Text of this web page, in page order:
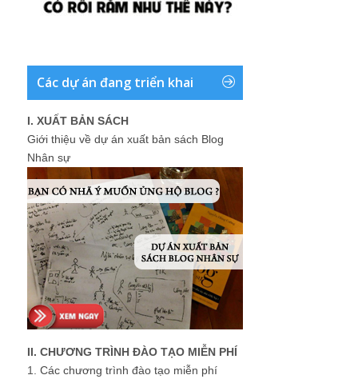
Các dự án đang triển khai
I. XUẤT BẢN SÁCH
Giới thiệu về dự án xuất bản sách Blog
Nhân sự
II. CHƯƠNG TRÌNH ĐÀO TẠO MIỄN PHÍ
1. Các chương trình đào tạo miễn phí